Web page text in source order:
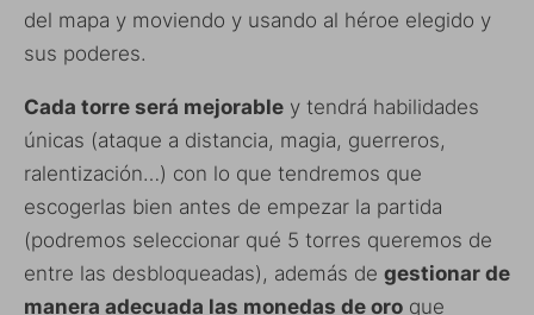
del mapa y moviendo y usando al héroe elegido y
sus poderes.
Cada torre será mejorable y tendrá habilidades
únicas (ataque a distancia, magia, guerreros,
ralentización…) con lo que tendremos que
escogerlas bien antes de empezar la partida
(podremos seleccionar qué 5 torres queremos de
entre las desbloqueadas), además de gestionar de
manera adecuada las monedas de oro que